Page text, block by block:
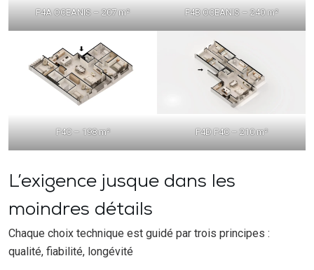
F4A OCEANIS – 207 m² F4B OCEANIS – 240 m²
F4C – 198 m² F4D F4C – 210 m²
L’exigence jusque dans les
moindres détails
Chaque choix technique est guidé par trois principes :
qualité, fiabilité, longévité